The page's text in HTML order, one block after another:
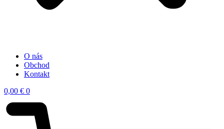
O nás
Obchod
Kontakt
0,00 € 0